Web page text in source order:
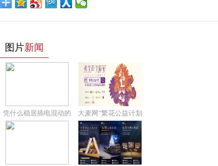
图片新闻
凭什么稳居插电混动的 大麦网“繁花公益计划